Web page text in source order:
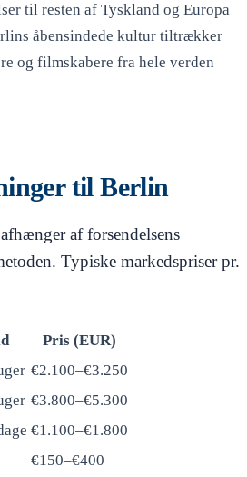
til resten af Tyskland og Europa
åbensindede kultur tiltrækker
og filmskabere fra hele verden
til Berlin
af forsendelsens
Typiske markedspriser pr.
Pris (EUR)
€2.100–€3.250
€3.800–€5.300
€1.100–€1.800
€150–€400